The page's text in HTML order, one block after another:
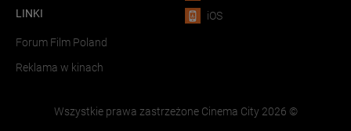
LINKI
Forum Film Poland
Reklama w kinach
iOS
Wszystkie prawa zastrzeżone Cinema City 2026 ©